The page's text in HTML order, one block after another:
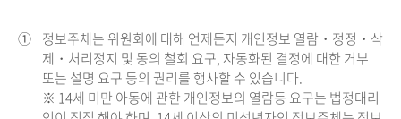
① 정보주체는 위원회에 대해 언제든지 개인정보 열람・정정・삭
제・처리정지 및 동의 철회 요구, 자동화된 결정에 대한 거부
또는 설명 요구 등의 권리를 행사할 수 있습니다.
※ 14세 미만 아동에 관한 개인정보의 열람등 요구는 법정대리